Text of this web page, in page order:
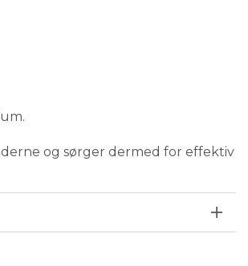
og sørger dermed for effektiv